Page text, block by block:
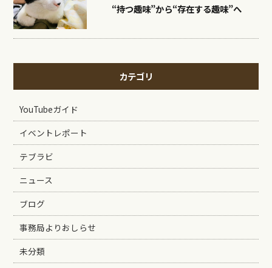
“持つ趣味”から“存在する趣味”へ
カテゴリ
YouTubeガイド
イベントレポート
テブラビ
ニュース
ブログ
事務局よりおしらせ
未分類